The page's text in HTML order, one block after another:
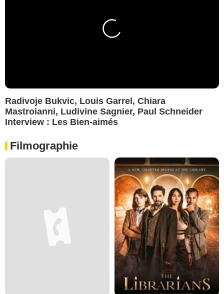
Radivoje Bukvic, Louis Garrel, Chiara
Mastroianni, Ludivine Sagnier, Paul Schneider
Interview : Les Bien-aimés
Filmographie